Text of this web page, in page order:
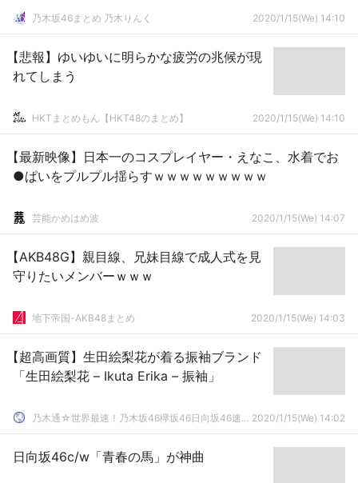
乃木坂46まとめ 乃木りんく 2020/1/15(We) 14:10
【悲報】ゆいゆいに明らかな疲労の兆候が現
れてしまう
HKTまとめもん【HKT48のまとめ】 2020/1/15(We) 14:10
【最新映像】日本一のコスプレイヤー・えなこ、水着でお
●ぱいをプルプル揺らすｗｗｗｗｗｗｗｗｗ
芸能かめはめ波 2020/1/15(We) 14:07
【AKB48G】親目線、兄妹目線で成人式を見
守りたいメンバーｗｗｗ
地下帝国-AKB48まとめ 2020/1/15(We) 14:03
【超高画質】生田絵梨花が着る振袖ブランド
「生田絵梨花 – Ikuta Erika – 振袖」
乃木通☆世界最速！乃木坂46欅坂46日向坂46速報まとめ 2020/1/15(We) 14:02
日向坂46c/w「青春の馬」が神曲